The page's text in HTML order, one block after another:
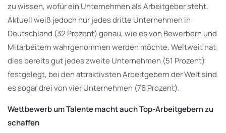
zu wissen, wofür ein Unternehmen als Arbeitgeber steht.
Aktuell weiß jedoch nur jedes dritte Unternehmen in
Deutschland (32 Prozent) genau, wie es von Bewerbern und
Mitarbeitern wahrgenommen werden möchte. Weltweit hat
dies bereits gut jedes zweite Unternehmen (51 Prozent)
festgelegt, bei den attraktivsten Arbeitgebern der Welt sind
es sogar drei von vier Unternehmen (76 Prozent).
Wettbewerb um Talente macht auch Top-Arbeitgebern zu
schaffen